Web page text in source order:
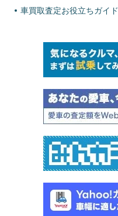
車買取査定お役立ちガイド